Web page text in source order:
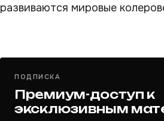
развиваются мировые
ПОДПИСКА
Премиум-доступ к
эксклюзивным